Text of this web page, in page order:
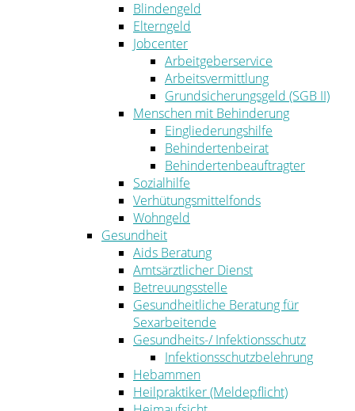
Blindengeld
Elterngeld
Jobcenter
Arbeitgeberservice
Arbeitsvermittlung
Grundsicherungsgeld (SGB II)
Menschen mit Behinderung
Eingliederungshilfe
Behindertenbeirat
Behindertenbeauftragter
Sozialhilfe
Verhütungsmittelfonds
Wohngeld
Gesundheit
Aids Beratung
Amtsärztlicher Dienst
Betreuungsstelle
Gesundheitliche Beratung für
Sexarbeitende
Gesundheits-/ Infektionsschutz
Infektionsschutzbelehrung
Hebammen
Heilpraktiker (Meldepflicht)